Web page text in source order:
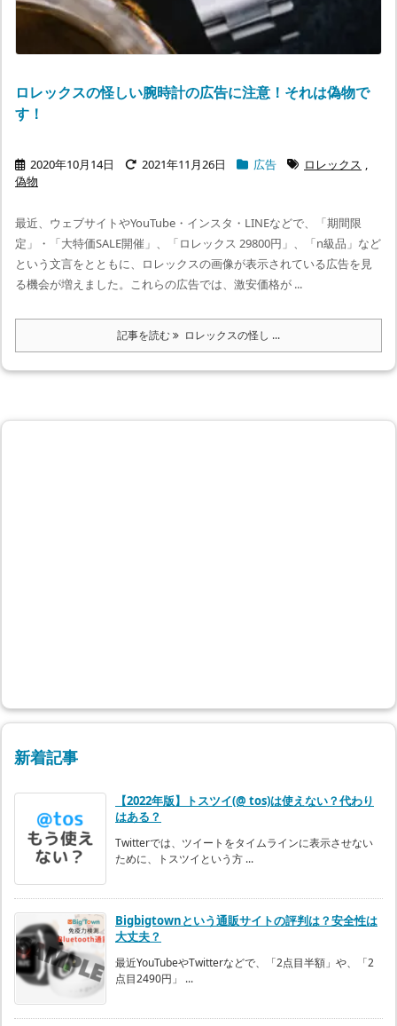
ロレックスの怪しい腕時計の広告に注意！それは偽物で
す！
2020年10月14日 2021年11月26日 広告 ロレックス ,
偽物
最近、ウェブサイトやYouTube・インスタ・LINEなどで、「期間限
定」・「大特価SALE開催」、「ロレックス 29800円」、「n級品」など
という文言をとともに、ロレックスの画像が表示されている広告を見
る機会が増えました。これらの広告では、激安価格が ...
記事を読む ロレックスの怪し ...
新着記事
【2022年版】トスツイ(@ tos)は使えない？代わり
はある？
Twitterでは、ツイートをタイムラインに表示させない
ために、トスツイという方 ...
Bigbigtownという通販サイトの評判は？安全性は
大丈夫？
最近YouTubeやTwitterなどで、「2点目半額」や、「2
点目2490円」 ...